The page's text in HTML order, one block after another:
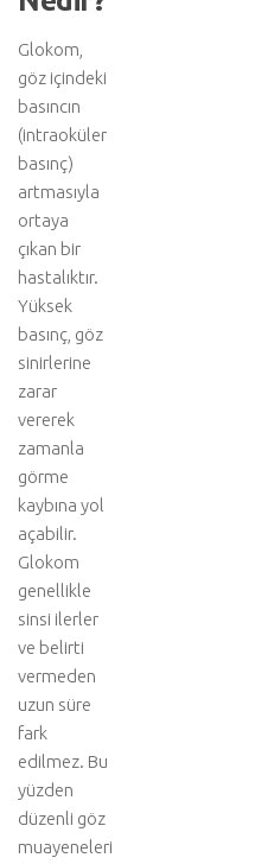
Glokom,
göz içindeki
basıncın
(intraoküler
basınç)
artmasıyla
ortaya
çıkan bir
hastalıktır.
Yüksek
basınç, göz
sinirlerine
zarar
vererek
zamanla
görme
kaybına yol
açabilir.
Glokom
genellikle
sinsi ilerler
ve belirti
vermeden
uzun süre
fark
edilmez. Bu
yüzden
düzenli göz
muayeneleri